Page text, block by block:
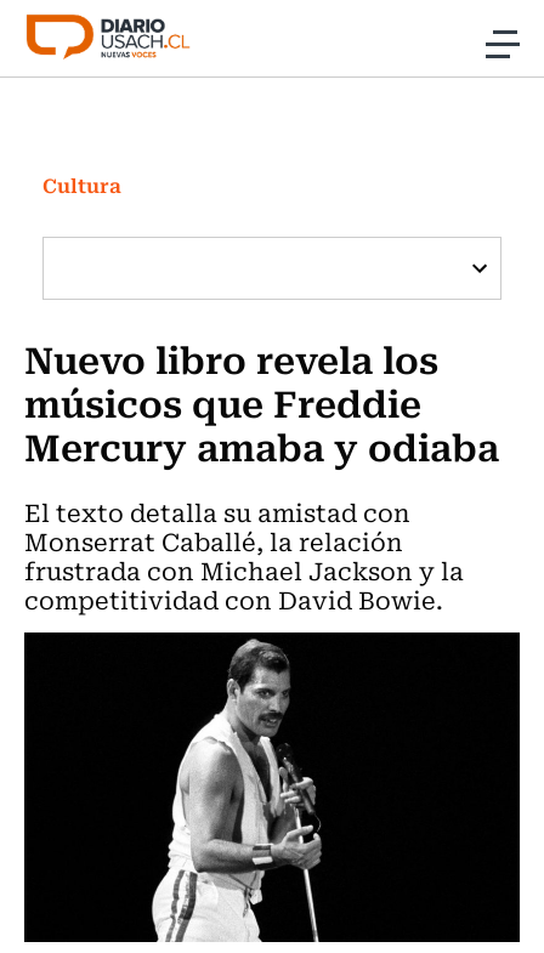
Click acá para ir directamente al contenido
Investigación
Cultura
Programas Radio y TV Usach
Cultura
Nuevo libro revela los
músicos que Freddie
Mercury amaba y odiaba
El texto detalla su amistad con
Monserrat Caballé, la relación
frustrada con Michael Jackson y la
competitividad con David Bowie.